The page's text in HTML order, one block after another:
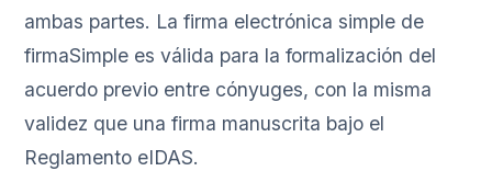
ambas partes. La firma electrónica simple de
firmaSimple es válida para la formalización del
acuerdo previo entre cónyuges, con la misma
validez que una firma manuscrita bajo el
Reglamento eIDAS.